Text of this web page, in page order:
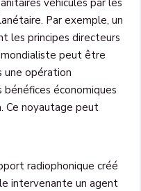
Par exemple, un
les principes directeurs
peut être
une opération
bénéfices économiques
Ce noyautage peut
radiophonique créé
intervenante un agent